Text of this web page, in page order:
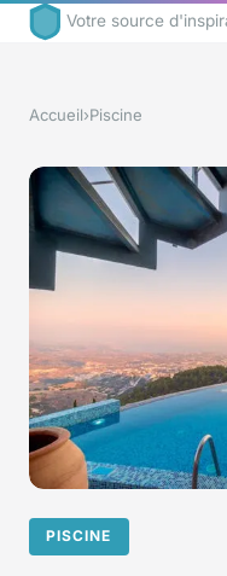
Votre source
Accueil›Piscine
PISCINE